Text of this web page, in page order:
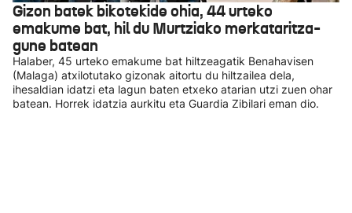
Gizon batek bikotekide ohia, 44 urteko
emakume bat, hil du Murtziako merkataritza-
gune batean
Halaber, 45 urteko emakume bat hiltzeagatik Benahavisen
(Malaga) atxilotutako gizonak aitortu du hiltzailea dela,
ihesaldian idatzi eta lagun baten etxeko atarian utzi zuen ohar
batean. Horrek idatzia aurkitu eta Guardia Zibilari eman dio.